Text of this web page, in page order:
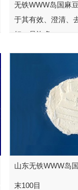
无铁WWW岛国麻
于其有效、澄清、
好，是许多...
山东无铁WWW岛
末100目